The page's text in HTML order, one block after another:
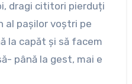
dragi cititori pierduți
al pașilor voștri pe
la capăt și să facem
până la gest, mai e